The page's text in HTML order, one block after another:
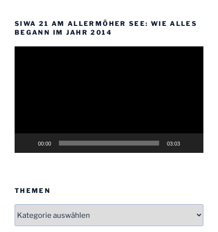
SIWA 21 AM ALLERMÖHER SEE: WIE ALLES
BEGANN IM JAHR 2014
00:00 03:03
THEMEN